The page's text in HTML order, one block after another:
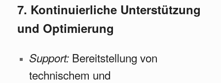
7. Kontinuierliche Unterstützung
und Optimierung
Support: Bereitstellung von
technischem und